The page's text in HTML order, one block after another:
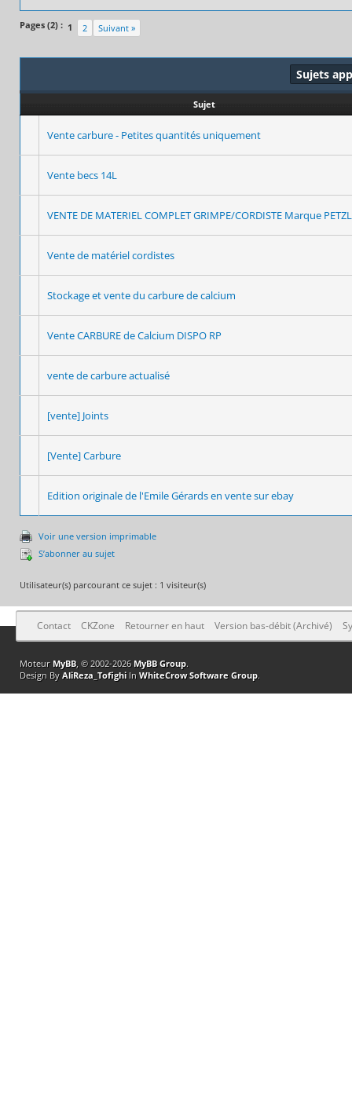
Pages (2) : 1 2 Suivant »
Sujets
Sujet
Vente carbure - Petites quantités uniquement
Vente becs 14L
VENTE DE MATERIEL COMPLET GRIMPE/CORDISTE Marque PETZL
Vente de matériel cordistes
Stockage et vente du carbure de calcium
Vente CARBURE de Calcium DISPO RP
vente de carbure actualisé
[vente] Joints
[Vente] Carbure
Edition originale de l'Emile Gérards en vente sur ebay
Voir une version imprimable
S’abonner au sujet
Utilisateur(s) parcourant ce sujet : 1 visiteur(s)
Contact CKZone Retourner en haut Version bas-débit (Archivé)
Moteur MyBB, © 2002-2026 MyBB Group.
Design By AliReza_TofighiIn WhiteCrow Software Group.